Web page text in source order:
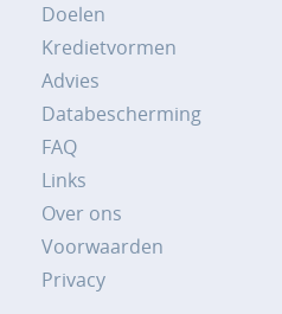
Doelen
Kredietvormen
Advies
Databescherming
FAQ
Links
Over ons
Voorwaarden
Privacy